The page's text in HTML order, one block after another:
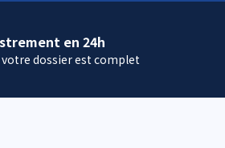
en 24h
votre dossier est complet